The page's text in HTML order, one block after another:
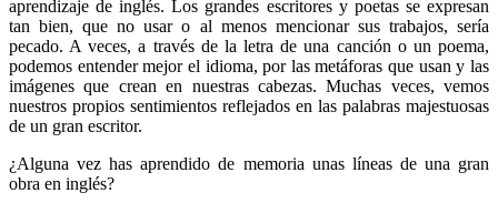
aprendizaje de inglés. Los grandes escritores y poetas se expresan
tan bien, que no usar o al menos mencionar sus trabajos, sería
pecado. A veces, a través de la letra de una canción o un poema,
podemos entender mejor el idioma, por las metáforas que usan y las
imágenes que crean en nuestras cabezas. Muchas veces, vemos
nuestros propios sentimientos reflejados en las palabras majestuosas
de un gran escritor.
¿Alguna vez has aprendido de memoria unas líneas de una gran
obra en inglés?